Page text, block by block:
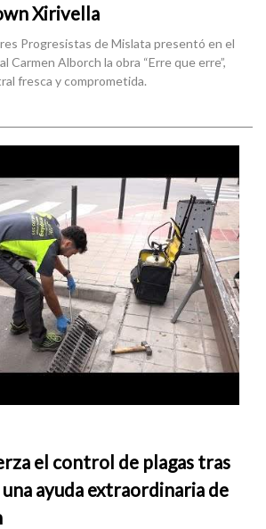
Xirivella
Progresistas de Mislata presentó en el
Carmen Alborch la obra “Erre que erre”,
fresca y comprometida.
el control de plagas tras
ayuda extraordinaria de